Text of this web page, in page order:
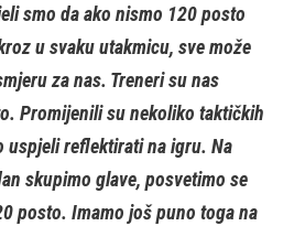
smo da ako nismo 120 posto
u svaku utakmicu, sve može
za nas. Treneri su nas
Promijenili su nekoliko taktičkih
uspjeli reflektirati na igru. Na
skupimo glave, posvetimo se
posto. Imamo još puno toga na